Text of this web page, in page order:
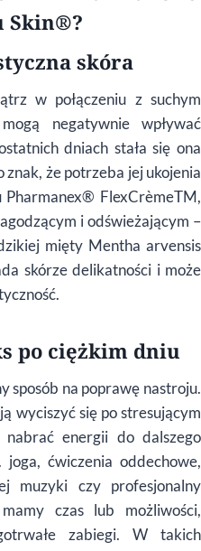
Skin®?
skóra
w połączeniu z suchym
negatywnie wpływać
dniach stała się ona
że potrzeba jej ukojenia
Pharmanex® FlexCrèmeTM,
i odświeżającym –
mięty Mentha arvensis
skórze delikatności i może
po ciężkim dniu
sposób na poprawę nastroju.
wyciszyć się po stresującym
energii do dalszego
ćwiczenia oddechowe,
muzyki czy profesjonalny
czas lub możliwości,
zabiegi. W takich